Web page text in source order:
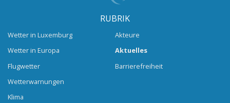
RUBRIK
Wetter in Luxemburg
Wetter in Europa
Flugwetter
Wetterwarnungen
Klima
Akteure
Aktuelles
Barrierefreiheit